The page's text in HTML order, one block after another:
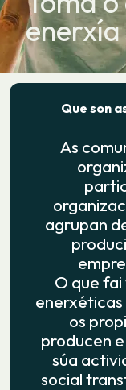
Que son
As
agrupan
O que fai
enerxéticas
os
producen
súa
social